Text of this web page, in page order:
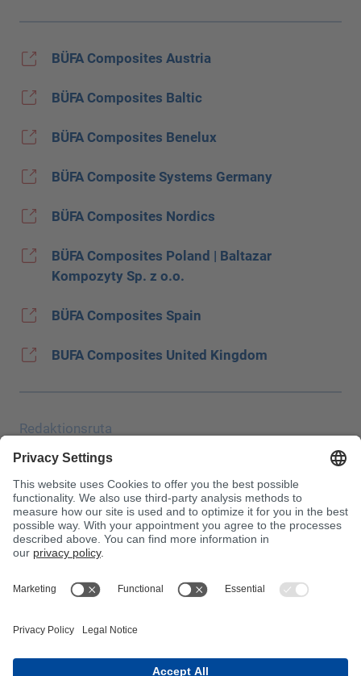
BÜFA Composites Austria
BÜFA Composites Baltic
BÜFA Composites Benelux
BÜFA Composite Systems Germany
BÜFA Composites Nordics
BÜFA Composites Poland | Baltazar
Kompozyty Sp. z o.o.
BÜFA Composites Spain
BUFA Composites United Kingdom
Redaktionsruta
Uppgiftsskydd
JEC
Allmänna affärsvillkor (AGB)
Inköpsvillkor
Giftinformationscentralen